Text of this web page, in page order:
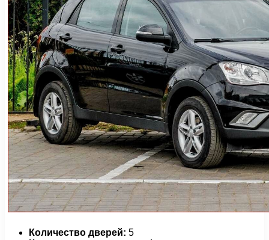
Количество дверей: 5